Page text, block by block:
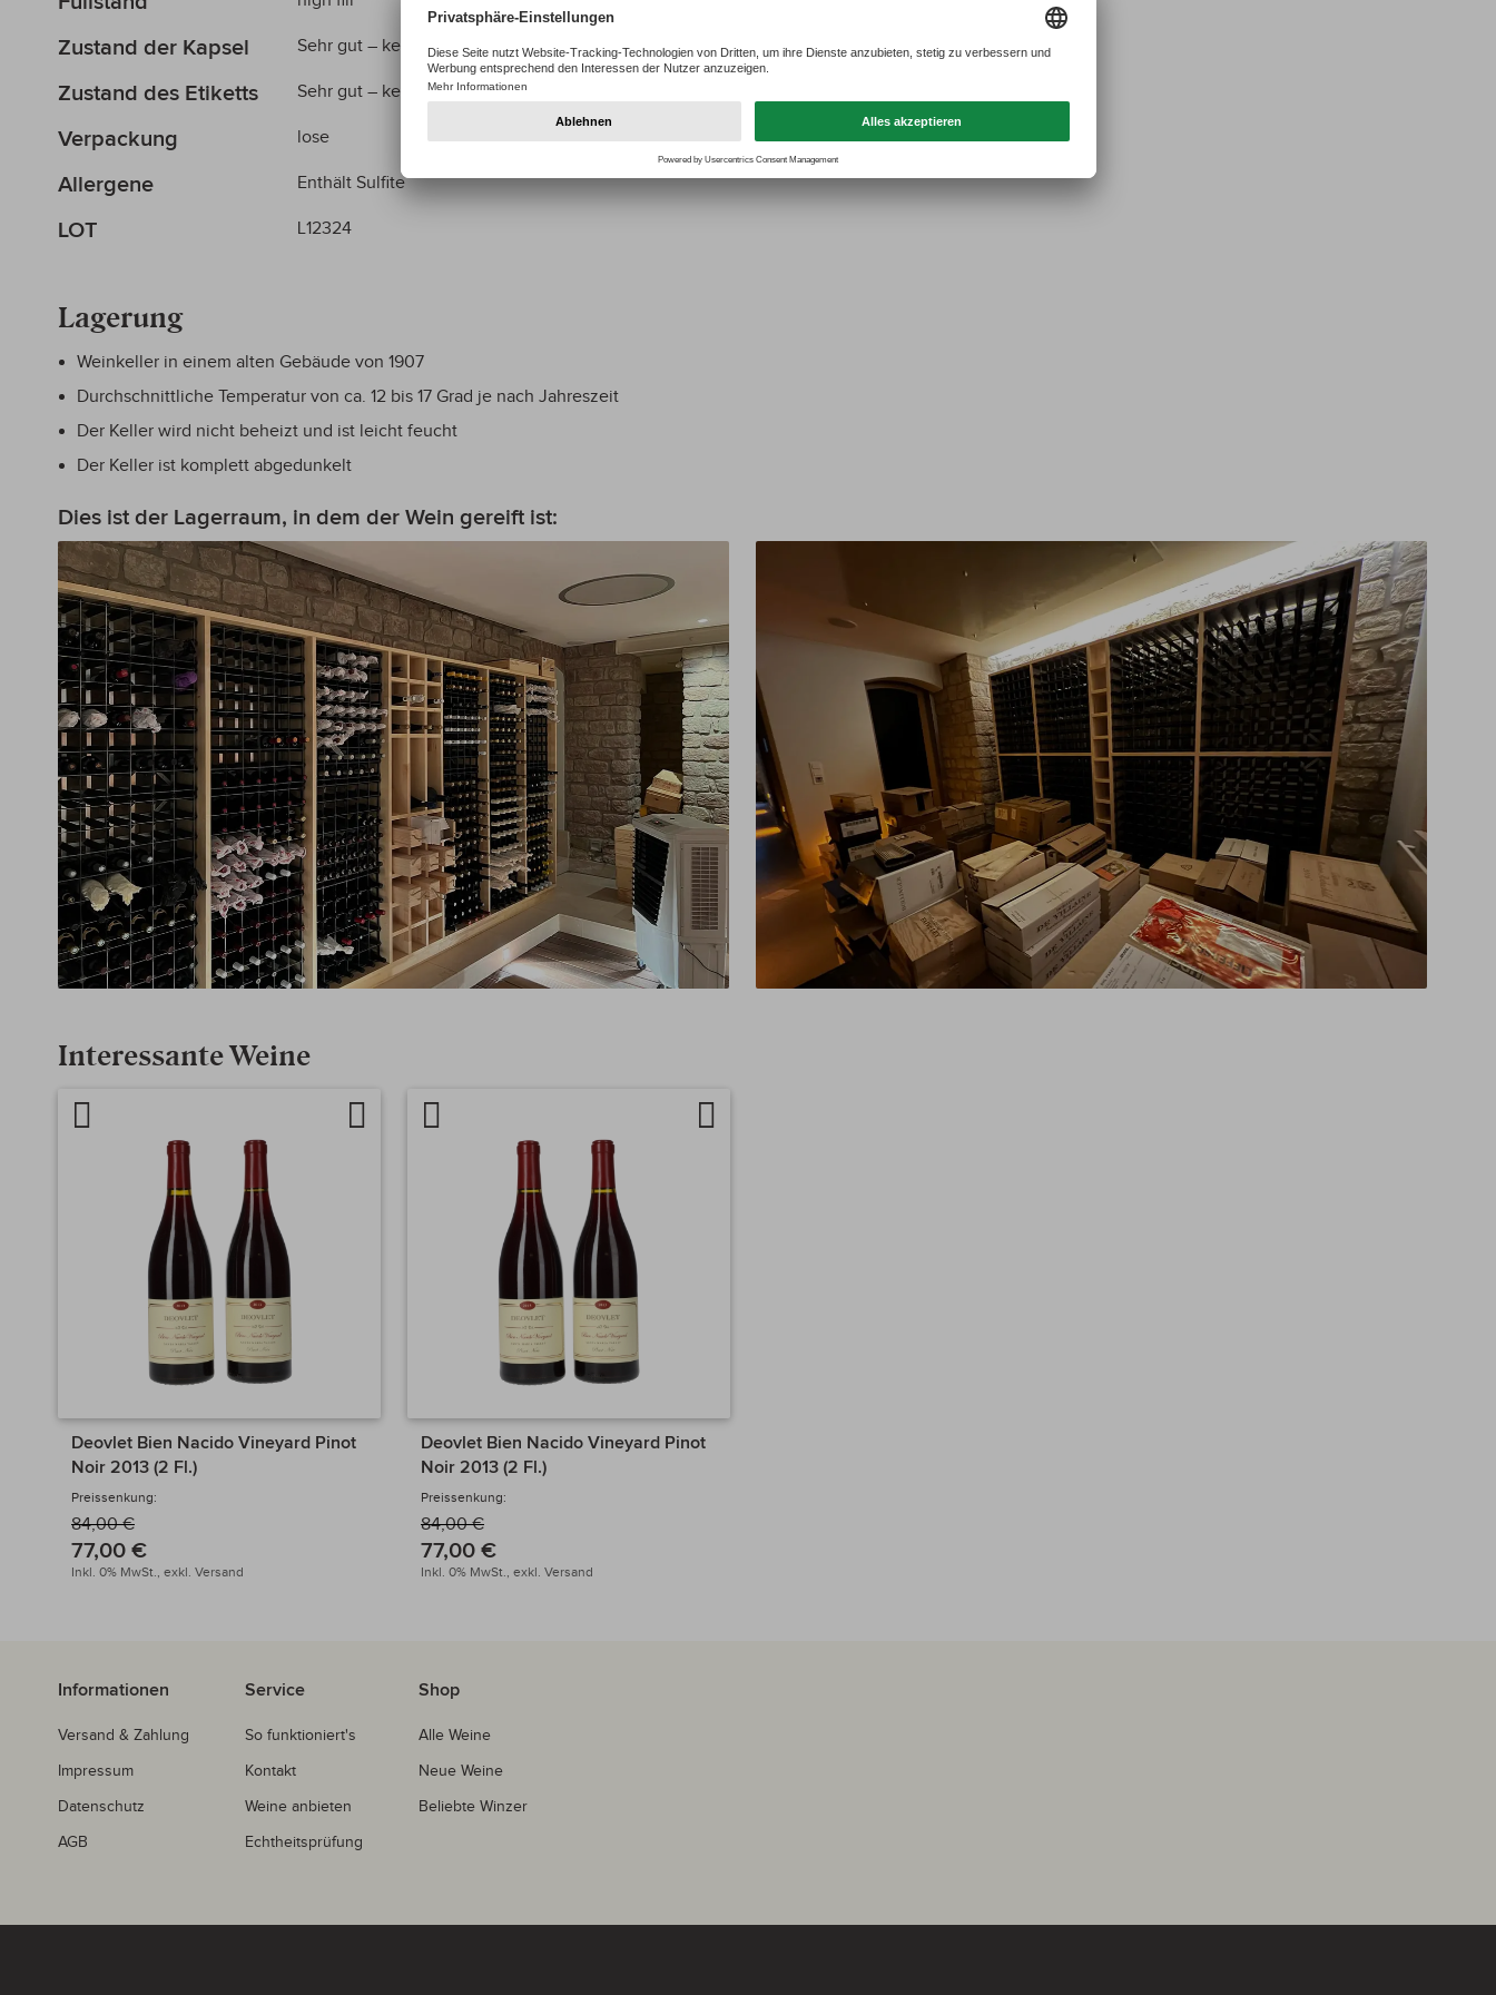
Zustand der Kapsel Sehr gut – keine Mängel oder Beschädigungen
Zustand des Etiketts Sehr gut – keine Mängel oder Beschädigungen
Verpackung lose
Allergene Enthält Sulfite
LOT L12324
Lagerung
Weinkeller in einem alten Gebäude von 1907
Durchschnittliche Temperatur von ca. 12 bis 17 Grad je nach Jahreszeit
Der Keller wird nicht beheizt und ist leicht feucht
Der Keller ist komplett abgedunkelt
Dies ist der Lagerraum, in dem der Wein gereift ist:
Interessante Weine
Deovlet Bien Nacido Vineyard Pinot
Noir 2013 (2 Fl.)
Preissenkung:
84,00 €
77,00 €
Inkl. 0% MwSt., exkl. Versand
Deovlet Bien Nacido Vineyard Pinot
Noir 2013 (2 Fl.)
Preissenkung:
84,00 €
77,00 €
Inkl. 0% MwSt., exkl. Versand
Informationen
Versand & Zahlung
Impressum
Datenschutz
AGB
Service
So funktioniert's
Kontakt
Weine anbieten
Echtheitsprüfung
Shop
Alle Weine
Neue Weine
Beliebte Winzer